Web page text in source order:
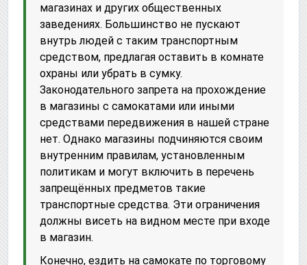
магазинах и других общественных
заведениях. Большинство не пускают
внутрь людей с таким транспортным
средством, предлагая оставить в комнате
охраны или убрать в сумку.
Законодательного запрета на прохождение
в магазины с самокатами или иными
средствами передвижения в нашей стране
нет. Однако магазины подчиняются своим
внутренним правилам, установленным
политикам и могут включить в перечень
запрещённых предметов такие
транспортные средства. Эти ограничения
должны висеть на видном месте при входе
в магазин.
Конечно, ездить на самокате по торговому